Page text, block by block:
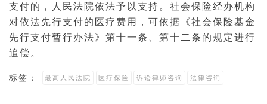
支付的，人民法院依法予以支持。社会保险经办机构
对依法先行支付的医疗费用，可依据《社会保险基金
先行支付暂行办法》第十一条、第十二条的规定进行
追偿。
标签： 最高人民法院 医疗保险 诉讼律师咨询 法律咨询